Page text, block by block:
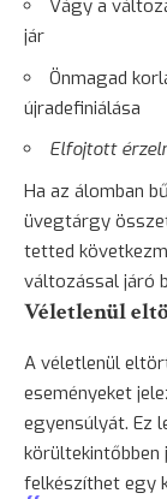
Vágy a
jár
Önmagad
újradefiniálása
Elfojtott
Ha az álomban
üvegtárgy
tetted
változással járó
Véletlenül
A véletlenül
eseményeket
egyensúlyát. Ez
körültekintőbben
felkészíthet egy